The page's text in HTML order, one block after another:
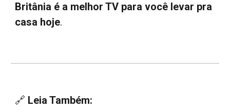
Britânia é a melhor TV para você levar pra
casa hoje.
🔗 Leia Também: